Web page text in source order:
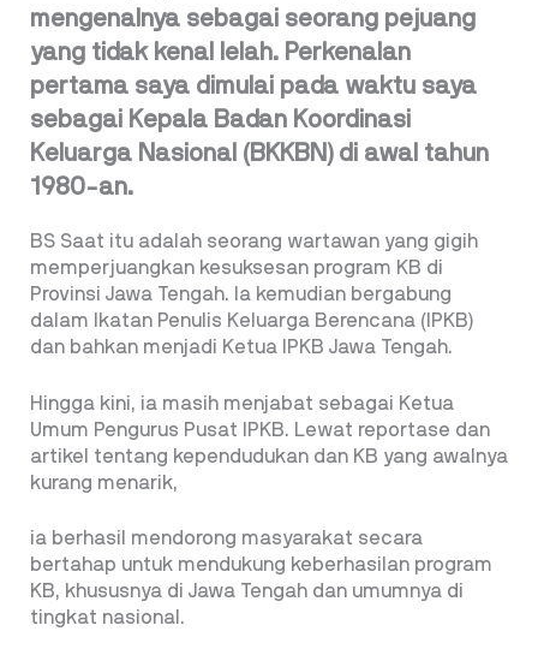
mengenalnya sebagai seorang pejuang
yang tidak kenal lelah. Perkenalan
pertama saya dimulai pada waktu saya
sebagai Kepala Badan Koordinasi
Keluarga Nasional (BKKBN) di awal tahun
1980-an.
BS Saat itu adalah seorang wartawan yang gigih
memperjuangkan kesuksesan program KB di
Provinsi Jawa Tengah. Ia kemudian bergabung
dalam Ikatan Penulis Keluarga Berencana (IPKB)
dan bahkan menjadi Ketua IPKB Jawa Tengah.
Hingga kini, ia masih menjabat sebagai Ketua
Umum Pengurus Pusat IPKB. Lewat reportase dan
artikel tentang kependudukan dan KB yang awalnya
kurang menarik,
ia berhasil mendorong masyarakat secara
bertahap untuk mendukung keberhasilan program
KB, khususnya di Jawa Tengah dan umumnya di
tingkat nasional.